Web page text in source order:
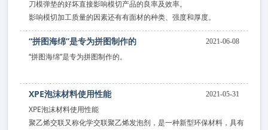
ixpe防静电棉
模切刀
招商合作
锯床/木样机
企业见证
胶条 钢孔 锯条 橡皮布 印刷板材
刀模弹垫的好坏直接影响模切产品的良率及效率。
影响模切加工质量的因素还有有面材的种类、强度和厚度。
“拼图海绵”是专为拼图制作的 2021-06-08
“拼图海绵”是专为拼图制作的。
拼图有的是用纸板做的，也可用聚乙烯、聚丙烯做材料，
把整幅图片印在在的纸板，或慢回弹垫上，然后用模具啤压出相等大
小的小片。
XPE泡沫材料使用性能 2021-05-31
XPE泡沫材料使用性能
聚乙烯交联又称化学交联聚乙烯发泡剂，是一种新型环保材料，具有